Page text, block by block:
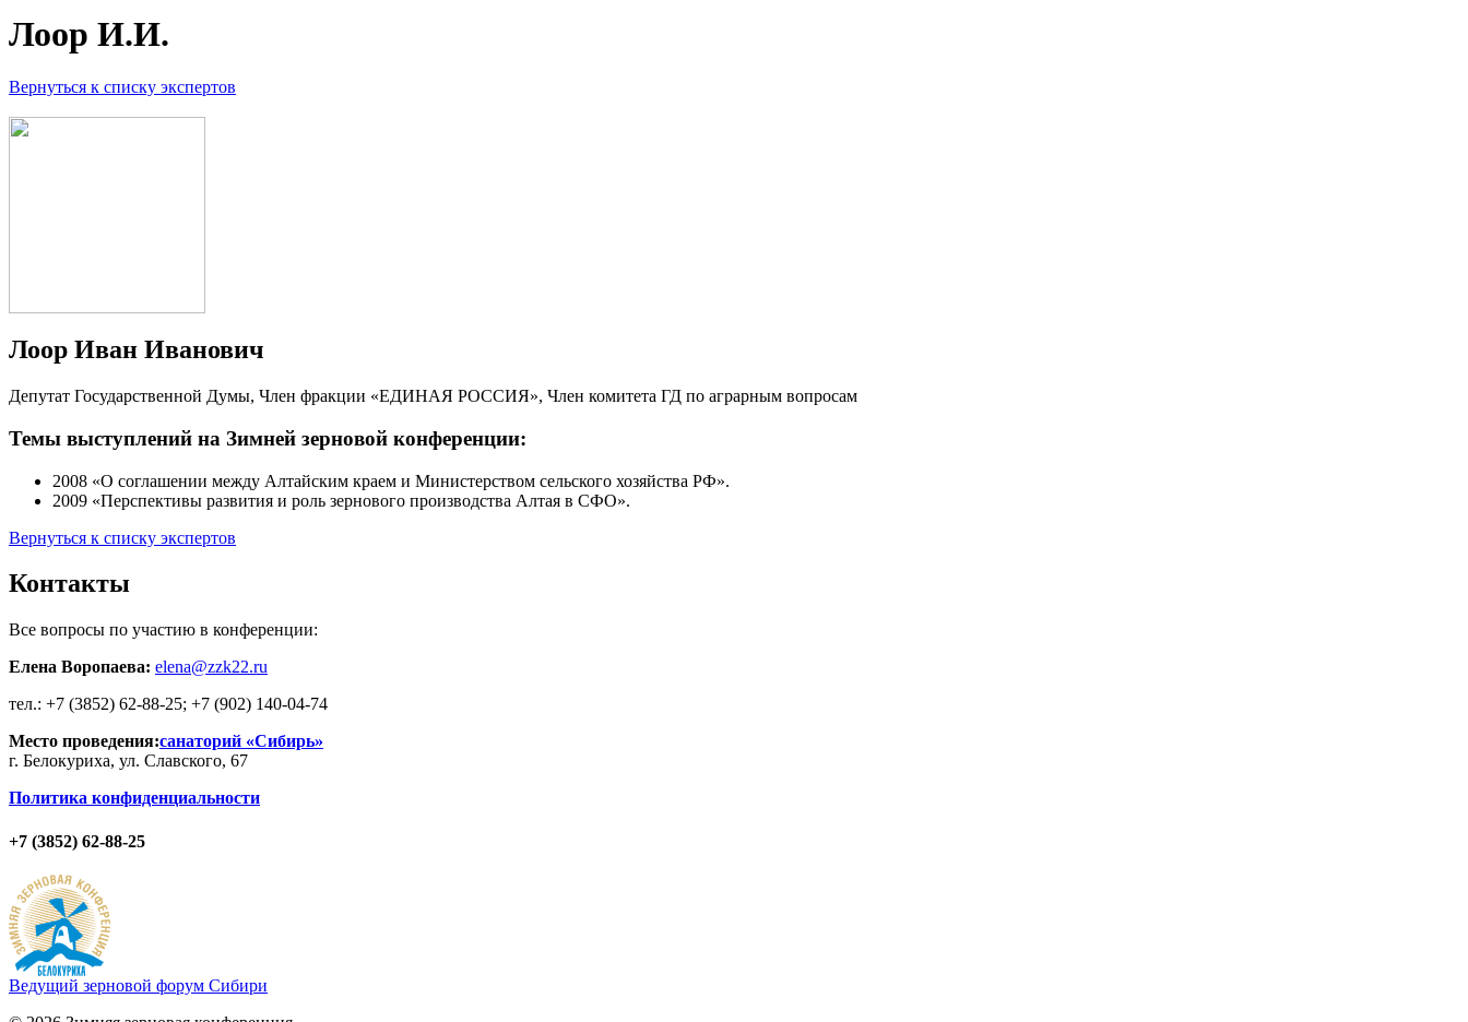
Лоор И.И.
Вернуться к списку экспертов
Лоор Иван Иванович
Депутат Государственной Думы, Член фракции «ЕДИНАЯ РОССИЯ», Член комитета ГД по аграрным вопросам
Темы выступлений на Зимней зерновой конференции:
2008 «О соглашении между Алтайским краем и Министерством сельского хозяйства РФ».
2009 «Перспективы развития и роль зернового производства Алтая в СФО».
Вернуться к списку экспертов
Контакты
Все вопросы по участию в конференции:
Елена Воропаева: elena@zzk22.ru
тел.: +7 (3852) 62-88-25; +7 (902) 140-04-74
Место проведения:санаторий «Сибирь»
г. Белокуриха, ул. Славского, 67
Политика конфиденциальности
+7 (3852) 62-88-25
Ведущий зерновой форум Сибири